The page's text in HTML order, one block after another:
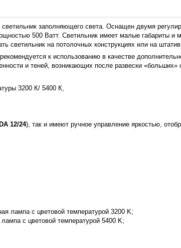
заполняющего света. Оснащен двумя
500 Ватт. Светильник имеет малые
светильник на потолочных конструкциях или на
рекомендуется к использованию в качестве
и теней, возникающих после развески «больших»
3200 К/ 5400 К,
12/24), так и имеют ручное управление яркостью,
лампа с цветовой температурой 3200 K;
с цветовой температурой 5400 K;